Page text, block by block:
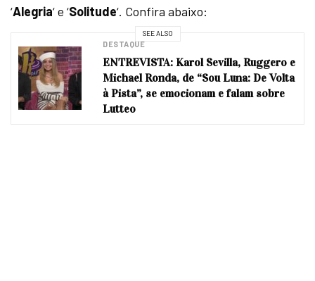
‘Alegria‘ e ‘Solitude‘. Confira abaixo:
SEE ALSO
DESTAQUE
ENTREVISTA: Karol Sevilla, Ruggero e
Michael Ronda, de “Sou Luna: De Volta
à Pista”, se emocionam e falam sobre
Lutteo